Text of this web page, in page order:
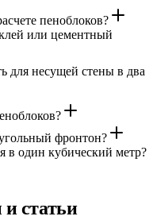
пеноблоков?
или цементный
для несущей стены в два
фронтон?
в один кубический метр?
статьи